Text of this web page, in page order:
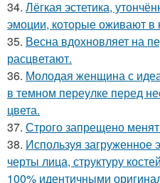
34. Лёгкая эстетика,
эмоции, которые оживают в
35. Весна вдохновляет на
расцветают.
36. Молодая женщина с
в темном переулке перед
цвета.
37. Строго запрещено
38. Используя загруженное
черты лица, структуру
100% идентичными